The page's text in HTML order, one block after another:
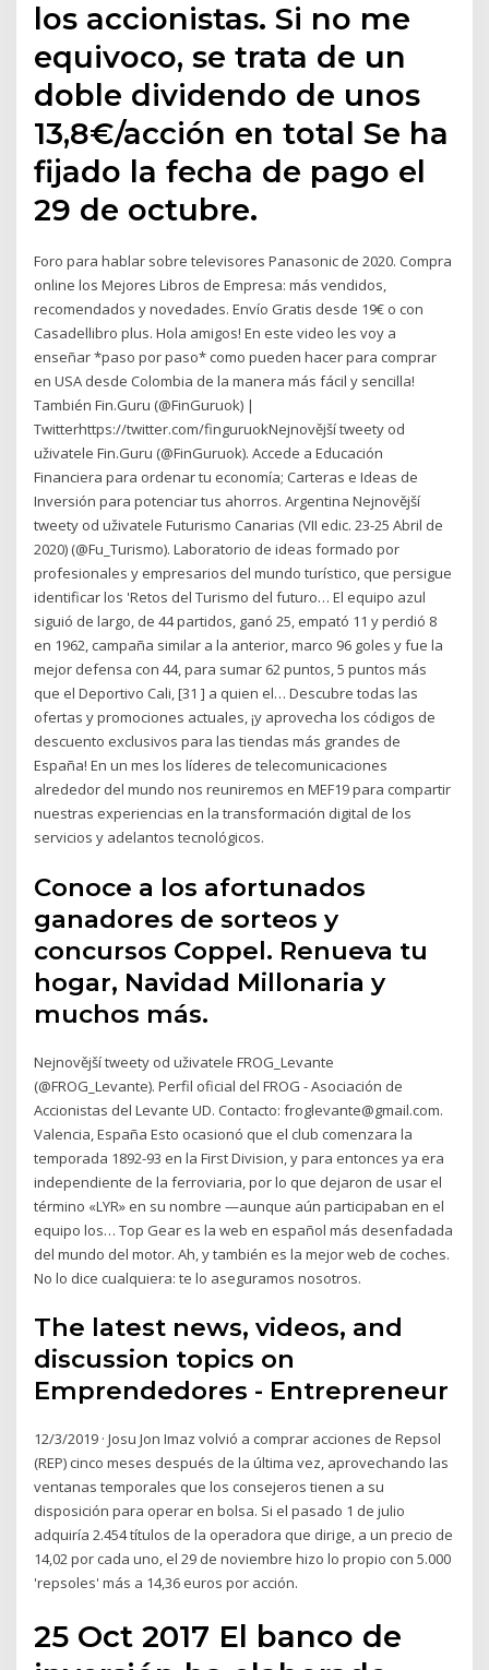
los accionistas. Si no me
equivoco, se trata de un
doble dividendo de unos
13,8€/acción en total Se ha
fijado la fecha de pago el
29 de octubre.
Foro para hablar sobre televisores Panasonic de 2020. Compra
online los Mejores Libros de Empresa: más vendidos,
recomendados y novedades. Envío Gratis desde 19€ o con
Casadellibro plus. Hola amigos! En este video les voy a
enseñar *paso por paso* como pueden hacer para comprar
en USA desde Colombia de la manera más fácil y sencilla!
También Fin.Guru (@FinGuruok) |
Twitterhttps://twitter.com/finguruokNejnovější tweety od
uživatele Fin.Guru (@FinGuruok). Accede a Educación
Financiera para ordenar tu economía; Carteras e Ideas de
Inversión para potenciar tus ahorros. Argentina Nejnovější
tweety od uživatele Futurismo Canarias (VII edic. 23-25 Abril de
2020) (@Fu_Turismo). Laboratorio de ideas formado por
profesionales y empresarios del mundo turístico, que persigue
identificar los 'Retos del Turismo del futuro… El equipo azul
siguió de largo, de 44 partidos, ganó 25, empató 11 y perdió 8
en 1962, campaña similar a la anterior, marco 96 goles y fue la
mejor defensa con 44, para sumar 62 puntos, 5 puntos más
que el Deportivo Cali, [31 ] a quien el… Descubre todas las
ofertas y promociones actuales, ¡y aprovecha los códigos de
descuento exclusivos para las tiendas más grandes de
España! En un mes los líderes de telecomunicaciones
alrededor del mundo nos reuniremos en MEF19 para compartir
nuestras experiencias en la transformación digital de los
servicios y adelantos tecnológicos.
Conoce a los afortunados
ganadores de sorteos y
concursos Coppel. Renueva tu
hogar, Navidad Millonaria y
muchos más.
Nejnovější tweety od uživatele FROG_Levante
(@FROG_Levante). Perfil oficial del FROG - Asociación de
Accionistas del Levante UD. Contacto: froglevante@gmail.com.
Valencia, España Esto ocasionó que el club comenzara la
temporada 1892-93 en la First Division, y para entonces ya era
independiente de la ferroviaria, por lo que dejaron de usar el
término «LYR» en su nombre —aunque aún participaban en el
equipo los… Top Gear es la web en español más desenfadada
del mundo del motor. Ah, y también es la mejor web de coches.
No lo dice cualquiera: te lo aseguramos nosotros.
The latest news, videos, and
discussion topics on
Emprendedores - Entrepreneur
12/3/2019 · Josu Jon Imaz volvió a comprar acciones de Repsol
(REP) cinco meses después de la última vez, aprovechando las
ventanas temporales que los consejeros tienen a su
disposición para operar en bolsa. Si el pasado 1 de julio
adquiría 2.454 títulos de la operadora que dirige, a un precio de
14,02 por cada uno, el 29 de noviembre hizo lo propio con 5.000
'repsoles' más a 14,36 euros por acción.
25 Oct 2017 El banco de